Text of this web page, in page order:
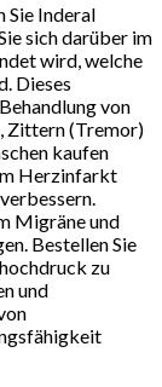
Sie Inderal
sich darüber im
wird, welche
Dieses
von
Zittern (Tremor)
kaufen
Herzinfarkt
Migräne und
Bestellen Sie
zu
und